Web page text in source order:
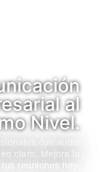
al
Nivel.
con audio
claro. Mejora la
reuniones hoy.